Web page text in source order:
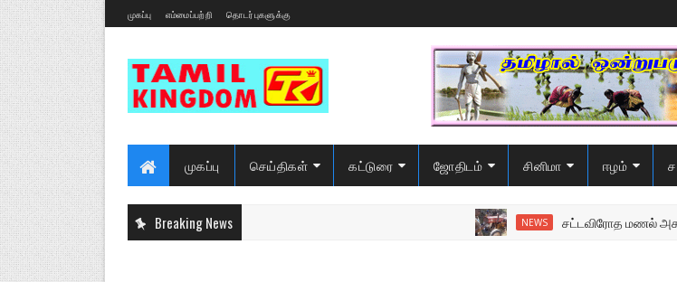
முகப்பு எம்மைப்பற்றி தொடர்புகளுக்கு
முகப்பு செய்திகள் கட்டுரை ஜோதிடம் சினிமா ஈழம்
Breaking News NEWS சட்டவிரோத மணல் அகழ்வு